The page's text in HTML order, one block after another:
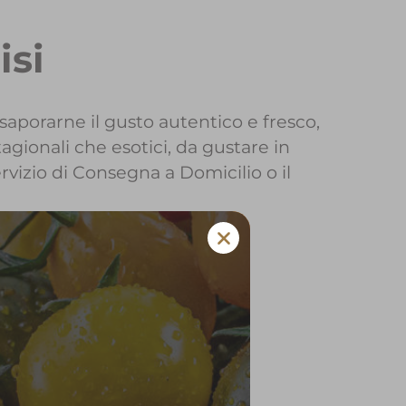
il gusto autentico e fresco,
che esotici, da gustare in
di Consegna a Domicilio o il
sul Clisi